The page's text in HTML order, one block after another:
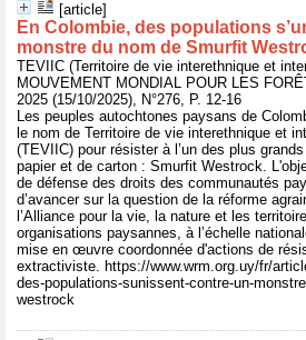
[article]
En Colombie, des populations
monstre du nom de Smurfit
TEVIIC (Territoire de vie interethnique et
MOUVEMENT MONDIAL POUR LES
2025 (15/10/2025), N°276, P. 12-16
Les peuples autochtones paysans de
le nom de Territoire de vie interethnique et
(TEVIIC) pour résister à l’un des plus
papier et de carton : Smurfit Westrock.
de défense des droits des communautés
d’avancer sur la question de la réforme
l’Alliance pour la vie, la nature et les
organisations paysannes, à l’échelle
mise en œuvre coordonnée d'actions de
extractiviste. https://www.wrm.org.uy/fr/
des-populations-sunissent-contre-un-
westrock